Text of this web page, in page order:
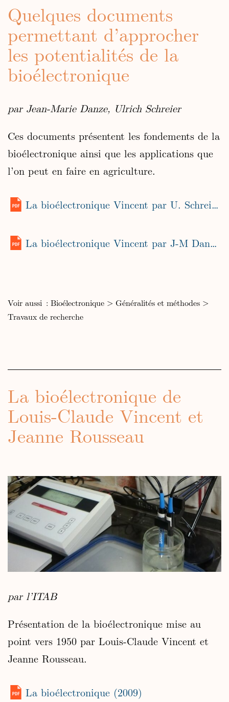
Quelques documents
permettant d’approcher
les potentialités de la
bioélectronique
par Jean-Marie Danze, Ulrich Schreier
Ces documents présentent les fondements de la
bioélectronique ainsi que les applications que
l’on peut en faire en agriculture.
La bioélectronique Vincent par U. Schreier (juin 2015)
La bioélectronique Vincent par J-M Danze (octobre 2011)
Voir aussi : Bioélectronique > Généralités et méthodes >
Travaux de recherche
La bioélectronique de
Louis-Claude Vincent et
Jeanne Rousseau
par l’ITAB
Présentation de la bioélectronique mise au
point vers 1950 par Louis-Claude Vincent et
Jeanne Rousseau.
La bioélectronique (2009)